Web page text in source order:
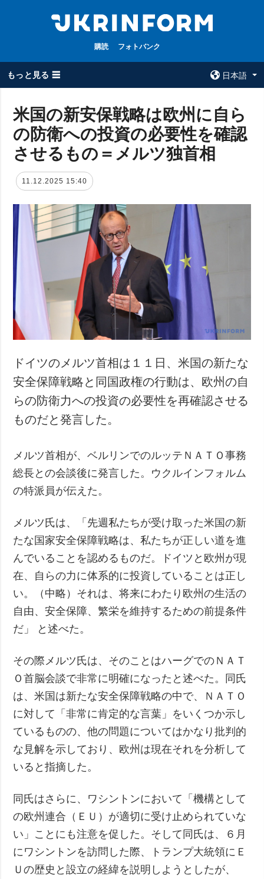
購読 フォトバンク
もっと見る ☰
日本語
全てのトピック
戦争
政治
経済・復興
防衛
社会・文化
スポーツ
犯罪
事故・緊急事態
ウクルインフォ
ルム
ウクルインフォル
追加
特集
インタビュー
写真
動画
サービス
購読
フォトバンク
米国の新安保戦略は欧州に自ら
の防衛への投資の必要性を確認
させるもの＝メルツ独首相
11.12.2025 15:40
ドイツのメルツ首相は１１日、米国の新たな
安全保障戦略と同国政権の行動は、欧州の自
らの防衛力への投資の必要性を再確認させる
ものだと発言した。
メルツ首相が、ベルリンでのルッテＮＡＴＯ事務
総長との会談後に発言した。ウクルインフォルム
の特派員が伝えた。
メルツ氏は、「先週私たちが受け取った米国の新
たな国家安全保障戦略は、私たちが正しい道を進
んでいることを認めるものだ。ドイツと欧州が現
在、自らの力に体系的に投資していることは正し
い。（中略）それは、将来にわたり欧州の生活の
自由、安全保障、繁栄を維持するための前提条件
だ」 と述べた。
その際メルツ氏は、そのことはハーグでのＮＡＴ
Ｏ首脳会談で非常に明確になったと述べた。同氏
は、米国は新たな安全保障戦略の中で、ＮＡＴＯ
に対して「非常に肯定的な言葉」をいくつか示し
ているものの、他の問題についてはかなり批判的
な見解を示しており、欧州は現在それを分析して
いると指摘した。
同氏はさらに、ワシントンにおいて「機構として
の欧州連合（ＥＵ）が適切に受け止められていな
い」ことにも注意を促した。そして同氏は、６月
にワシントンを訪問した際、トランプ大統領にＥ
Ｕの歴史と設立の経緯を説明しようとしたが、